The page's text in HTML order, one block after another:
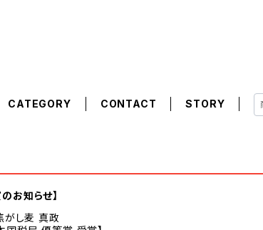
CATEGORY CONTACT STORY
のお知らせ】
がし麦 真政